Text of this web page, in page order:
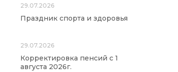
29.07.2026
Праздник спорта и здоровья
29.07.2026
Корректировка пенсий с 1
августа 2026г.